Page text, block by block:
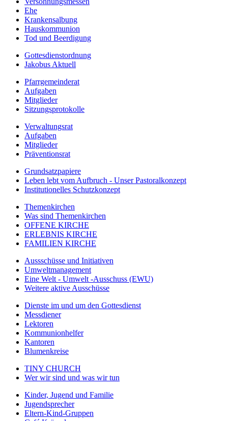
Ehe
Krankensalbung
Hauskommunion
Tod und Beerdigung
Gottesdienstordnung
Jakobus Aktuell
Pfarrgemeinderat
Aufgaben
Mitglieder
Sitzungsprotokolle
Verwaltungsrat
Aufgaben
Mitglieder
Präventionsrat
Grundsatzpapiere
Leben lebt vom Aufbruch - Unser Pastoralkonzept
Institutionelles Schutzkonzept
Themenkirchen
Was sind Themenkirchen
OFFENE KIRCHE
ERLEBNIS KIRCHE
FAMILIEN KIRCHE
Aussschüsse und Initiativen
Umweltmanagement
Eine Welt - Umwelt -Ausschuss (EWU)
Weitere aktive Ausschüsse
Dienste im und um den Gottesdienst
Messdiener
Lektoren
Kommunionhelfer
Kantoren
Blumenkreise
TINY CHURCH
Wer wir sind und was wir tun
Kinder, Jugend und Familie
Jugendsprecher
Eltern-Kind-Gruppen